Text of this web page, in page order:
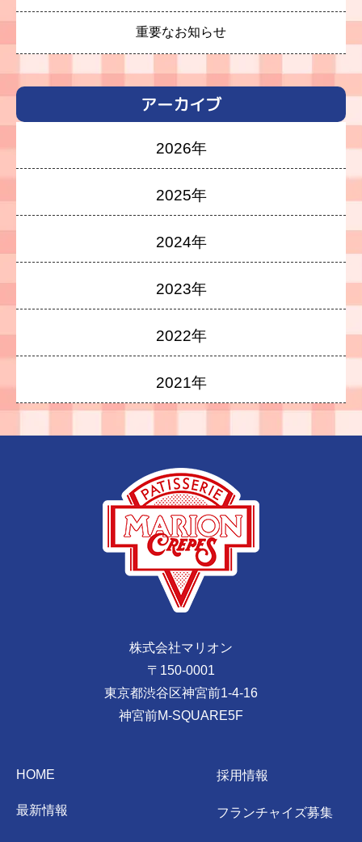
重要なお知らせ
アーカイブ
2026年
2025年
2024年
2023年
2022年
2021年
株式会社マリオン
〒150-0001
東京都渋谷区神宮前1-4-16
神宮前M-SQUARE5F
HOME
最新情報
採用情報
フランチャイズ募集